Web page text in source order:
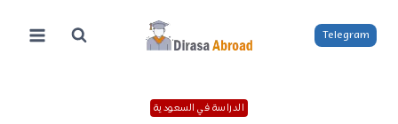
المحتوى
Telegram
الدراسة في السعودية